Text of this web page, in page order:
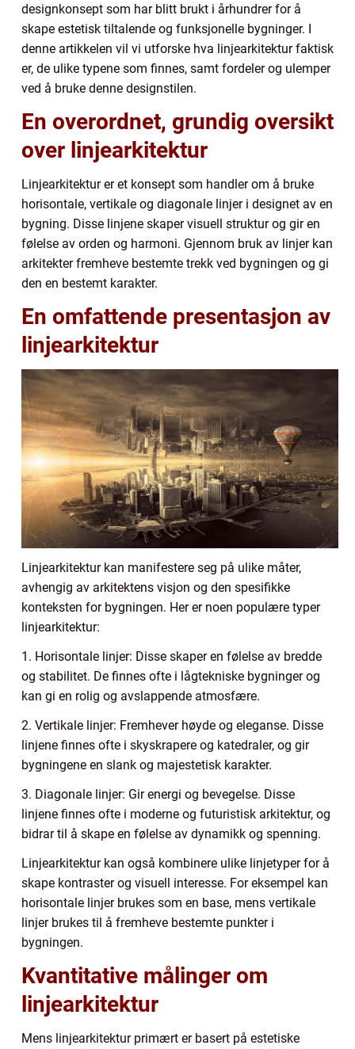
designkonsept som har blitt brukt i århundrer for å
skape estetisk tiltalende og funksjonelle bygninger. I
denne artikkelen vil vi utforske hva linjearkitektur faktisk
er, de ulike typene som finnes, samt fordeler og ulemper
ved å bruke denne designstilen.
En overordnet, grundig oversikt
over linjearkitektur
Linjearkitektur er et konsept som handler om å bruke
horisontale, vertikale og diagonale linjer i designet av en
bygning. Disse linjene skaper visuell struktur og gir en
følelse av orden og harmoni. Gjennom bruk av linjer kan
arkitekter fremheve bestemte trekk ved bygningen og gi
den en bestemt karakter.
En omfattende presentasjon av
linjearkitektur
Linjearkitektur kan manifestere seg på ulike måter,
avhengig av arkitektens visjon og den spesifikke
konteksten for bygningen. Her er noen populære typer
linjearkitektur:
1. Horisontale linjer: Disse skaper en følelse av bredde
og stabilitet. De finnes ofte i lågtekniske bygninger og
kan gi en rolig og avslappende atmosfære.
2. Vertikale linjer: Fremhever høyde og eleganse. Disse
linjene finnes ofte i skyskrapere og katedraler, og gir
bygningene en slank og majestetisk karakter.
3. Diagonale linjer: Gir energi og bevegelse. Disse
linjene finnes ofte i moderne og futuristisk arkitektur, og
bidrar til å skape en følelse av dynamikk og spenning.
Linjearkitektur kan også kombinere ulike linjetyper for å
skape kontraster og visuell interesse. For eksempel kan
horisontale linjer brukes som en base, mens vertikale
linjer brukes til å fremheve bestemte punkter i
bygningen.
Kvantitative målinger om
linjearkitektur
Mens linjearkitektur primært er basert på estetiske